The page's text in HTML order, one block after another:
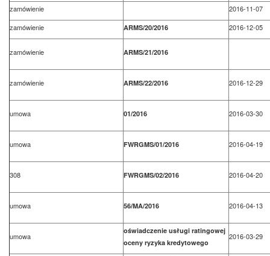
zamówienie
2016-11-07
zamówienie
ARMS/20/2016 2016-12-05
zamówienie ARMS/21/2016
zamówienie ARMS/22/2016 2016-12-29
umowa 01/2016 2016-03-30
umowa FWRGMS/01/2016 2016-04-19
308 FWRGMS/02/2016 2016-04-20
umowa 56/MA/2016 2016-04-13
umowa
oświadczenie usługi ratingowej
oceny ryzyka kredytowego
2016-03-29